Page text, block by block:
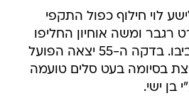
אלישע לוי חילוף כפול התקפי
רגבר ומשה אוחיון החליפו
את שרון עמר ודוד רביבו. בדקה ה-55 יצאה הפועל
בסיומה בעט סלים טועמה
בן ישי.